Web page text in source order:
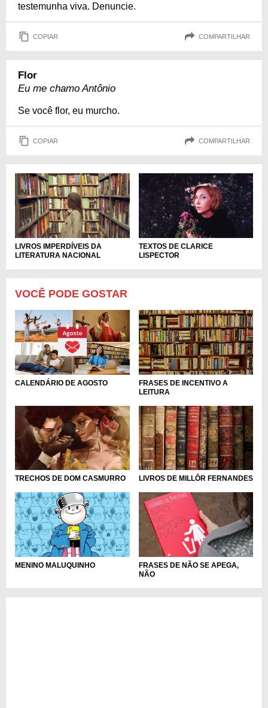
testemunha viva. Denuncie.
COPIAR COMPARTILHAR
Flor
Eu me chamo Antônio
Se você flor, eu murcho.
COPIAR COMPARTILHAR
LIVROS IMPERDÍVEIS DA
LITERATURA NACIONAL
TEXTOS DE CLARICE
LISPECTOR
VOCÊ PODE GOSTAR
CALENDÁRIO DE AGOSTO
FRASES DE INCENTIVO A
LEITURA
TRECHOS DE DOM CASMURRO LIVROS DE MILLÔR FERNANDES
MENINO MALUQUINHO
FRASES DE NÃO SE APEGA,
NÃO